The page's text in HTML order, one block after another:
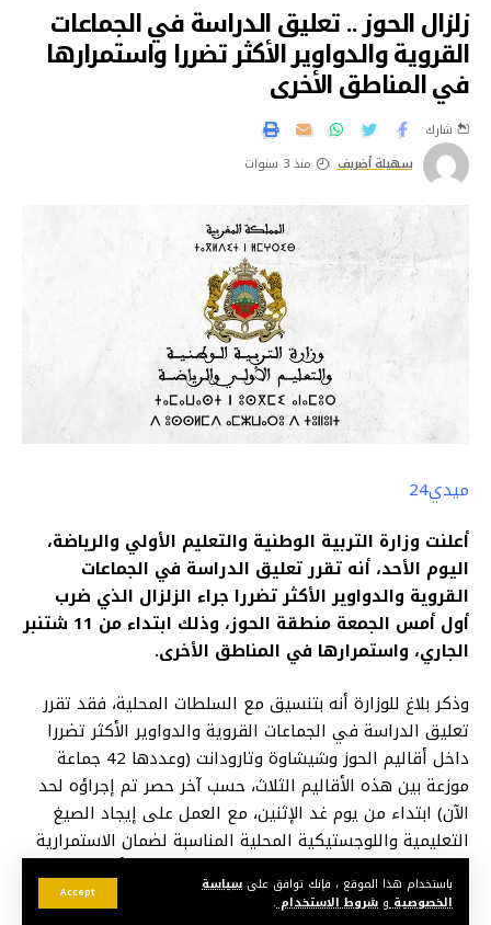
باستخدام هذا الموقع ، فإنك توافق على سياسة
الخصوصيةو شروط الاستخدام.
Accept
زلزال الحوز .. تعليق الدراسة في الجماعات
القروية والدواوير الأكثر تضررا واستمرارها
في المناطق الأخرى
سهيلة أضريف منذ 3 سنوات
شارك
ميدي24
أعلنت وزارة التربية الوطنية والتعليم الأولي والرياضة،
اليوم الأحد، أنه تقرر تعليق الدراسة في الجماعات
القروية والدواوير الأكثر تضررا جراء الزلزال الذي ضرب
أول أمس الجمعة منطقة الحوز، وذلك ابتداء من 11 شتنبر
الجاري، واستمرارها في المناطق الأخرى.
وذكر بلاغ للوزارة أنه بتنسيق مع السلطات المحلية، فقد تقرر
تعليق الدراسة في الجماعات القروية والدواوير الأكثر تضررا
داخل أقاليم الحوز وشيشاوة وتارودانت (وعددها 42 جماعة
موزعة بين هذه الأقاليم الثلاث، حسب آخر حصر تم إجراؤه لحد
الآن) ابتداء من يوم غد الإثنين، مع العمل على إيجاد الصيغ
التعليمية واللوجستيكية المحلية المناسبة لضمان الاستمرارية
البيداغوجية للتلميذات والتلاميذ المعنيين خلال الأيام المقبلة.